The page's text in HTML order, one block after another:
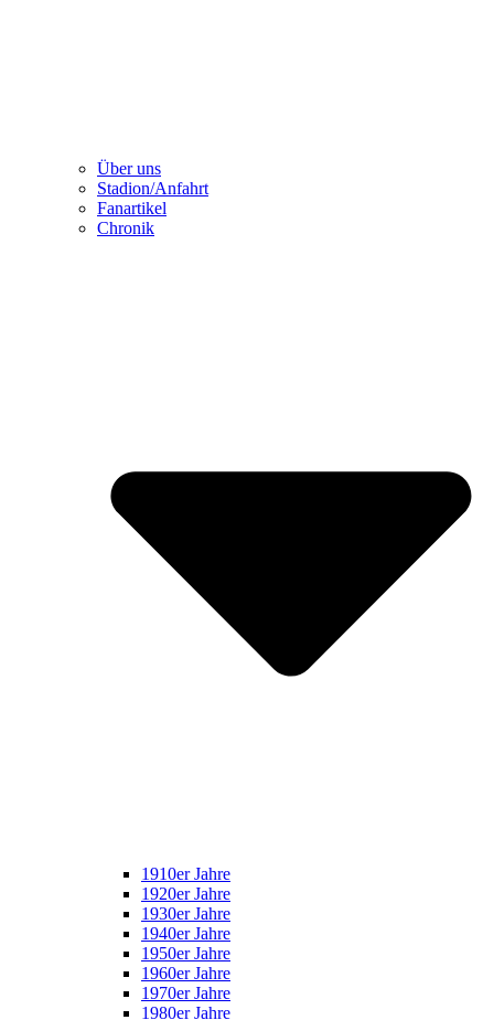
Über uns
Stadion/Anfahrt
Fanartikel
Chronik
1910er Jahre
1920er Jahre
1930er Jahre
1940er Jahre
1950er Jahre
1960er Jahre
1970er Jahre
1980er Jahre